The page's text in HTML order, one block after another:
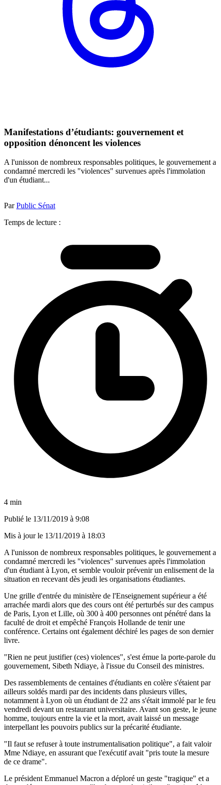
Manifestations d’étudiants: gouvernement et
opposition dénoncent les violences
A l'unisson de nombreux responsables politiques, le gouvernement a
condamné mercredi les "violences" survenues après l'immolation
d'un étudiant...
ParPublic Sénat
Temps de lecture :
4 min
Publié le 13/11/2019 à 9:08
Mis à jour le 13/11/2019 à 18:03
A l'unisson de nombreux responsables politiques, le gouvernement a
condamné mercredi les "violences" survenues après l'immolation
d'un étudiant à Lyon, et semble vouloir prévenir un enlisement de la
situation en recevant dès jeudi les organisations étudiantes.
Une grille d'entrée du ministère de l'Enseignement supérieur a été
arrachée mardi alors que des cours ont été perturbés sur des campus
de Paris, Lyon et Lille, où 300 à 400 personnes ont pénétré dans la
faculté de droit et empêché François Hollande de tenir une
conférence. Certains ont également déchiré les pages de son dernier
livre.
"Rien ne peut justifier (ces) violences", s'est émue la porte-parole du
gouvernement, Sibeth Ndiaye, à l'issue du Conseil des ministres.
Des rassemblements de centaines d'étudiants en colère s'étaient par
ailleurs soldés mardi par des incidents dans plusieurs villes,
notamment à Lyon où un étudiant de 22 ans s'était immolé par le feu
vendredi devant un restaurant universitaire. Avant son geste, le jeune
homme, toujours entre la vie et la mort, avait laissé un message
interpellant les pouvoirs publics sur la précarité étudiante.
"Il faut se refuser à toute instrumentalisation politique", a fait valoir
Mme Ndiaye, en assurant que l'exécutif avait "pris toute la mesure
de ce drame".
Le président Emmanuel Macron a déploré un geste "tragique" et a